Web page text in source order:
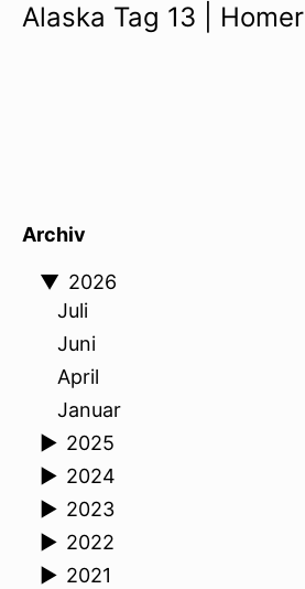
Alaska Tag 13 | Homer
Archiv
▼ 2026
Juli
Juni
April
Januar
► 2025
► 2024
► 2023
► 2022
► 2021